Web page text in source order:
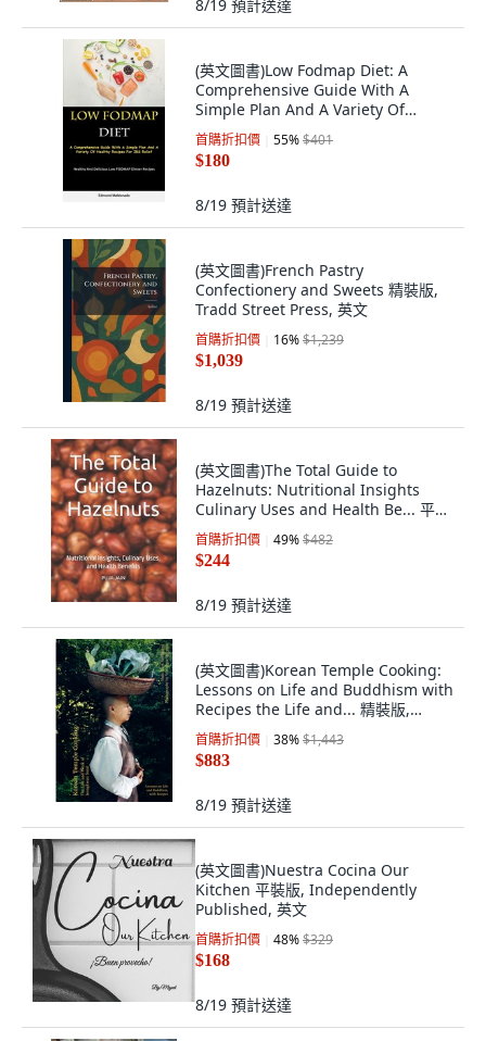
8/19 預計送達
(英文圖書)Low Fodmap Diet: A
Comprehensive Guide With A
Simple Plan And A Variety Of
Healt... 平裝版, Allen Jervey, 英文
首購折扣價 55%$401
$180
8/19 預計送達
(英文圖書)French Pastry
Confectionery and Sweets 精裝版,
Tradd Street Press, 英文
首購折扣價 16%$1,239
$1,039
8/19 預計送達
(英文圖書)The Total Guide to
Hazelnuts: Nutritional Insights
Culinary Uses and Health Be... 平裝
版, Independently Published, 英文
首購折扣價 49%$482
$244
8/19 預計送達
(英文圖書)Korean Temple Cooking:
Lessons on Life and Buddhism with
Recipes the Life and... 精裝版,
Hardie Grant Books, 英文
首購折扣價 38%$1,443
$883
8/19 預計送達
(英文圖書)Nuestra Cocina Our
Kitchen 平裝版, Independently
Published, 英文
首購折扣價 48%$329
$168
8/19 預計送達